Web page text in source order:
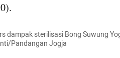
dampak sterilisasi Bong Suwung
Pandangan Jogja